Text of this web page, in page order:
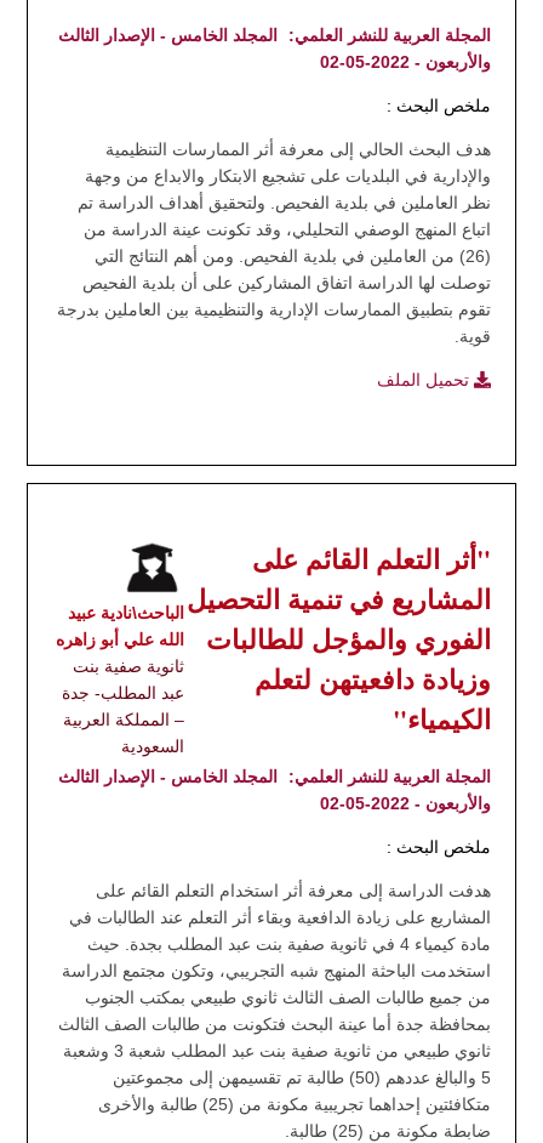
المجلة العربية للنشر العلمي:
المجلد الخامس - الإصدار الثالث
والأربعون - 2022-05-02
ملخص البحث :
هدف البحث الحالي إلى معرفة أثر الممارسات التنظيمية
والإدارية في البلديات على تشجيع الابتكار والابداع من وجهة
نظر العاملين في بلدية الفحيص. ولتحقيق أهداف الدراسة تم
اتباع المنهج الوصفي التحليلي، وقد تكونت عينة الدراسة من
(26) من العاملين في بلدية الفحيص. ومن أهم النتائج التي
توصلت لها الدراسة اتفاق المشاركين على أن بلدية الفحيص
تقوم بتطبيق الممارسات الإدارية والتنظيمية بين العاملين بدرجة
قوية.
تحميل الملف
الباحث\نادية عبيد
الله علي أبو زاهره
ثانوية صفية بنت
عبد المطلب- جدة
– المملكة العربية
السعودية
"أثر التعلم القائم على
المشاريع في تنمية التحصيل
الفوري والمؤجل للطالبات
وزيادة دافعيتهن لتعلم
الكيمياء"
المجلة العربية للنشر العلمي:
المجلد الخامس - الإصدار الثالث
والأربعون - 2022-05-02
ملخص البحث :
هدفت الدراسة إلى معرفة أثر استخدام التعلم القائم على
المشاريع على زيادة الدافعية وبقاء أثر التعلم عند الطالبات في
مادة كيمياء 4 في ثانوية صفية بنت عبد المطلب بجدة. حيث
استخدمت الباحثة المنهج شبه التجريبي، وتكون مجتمع الدراسة
من جميع طالبات الصف الثالث ثانوي طبيعي بمكتب الجنوب
بمحافظة جدة أما عينة البحث فتكونت من طالبات الصف الثالث
ثانوي طبيعي من ثانوية صفية بنت عبد المطلب شعبة 3 وشعبة
5 والبالغ عددهم (50) طالبة تم تقسيمهن إلى مجموعتين
متكافئتين إحداهما تجريبية مكونة من (25) طالبة والأخرى
ضابطة مكونة من (25) طالبة.